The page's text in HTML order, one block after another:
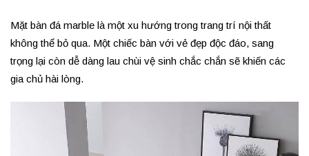
Mặt bàn đá marble là một xu hướng trong trang trí nội thất
không thể bỏ qua. Một chiếc bàn với vẻ đẹp độc đáo, sang
trọng lại còn dễ dàng lau chùi vệ sinh chắc chắn sẽ khiến các
gia chủ hài lòng.